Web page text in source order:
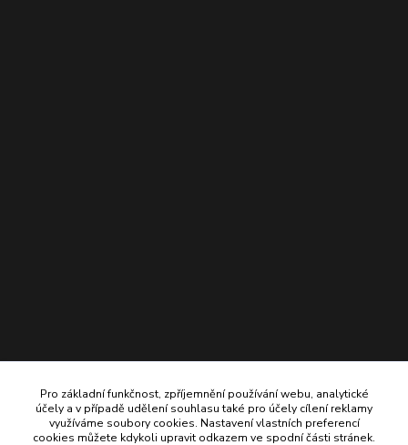
Pro základní funkčnost, zpříjemnění používání webu, analytické
účely a v případě udělení souhlasu také pro účely cílení reklamy
využíváme soubory cookies. Nastavení vlastních preferencí
cookies můžete kdykoli upravit odkazem ve spodní části stránek.